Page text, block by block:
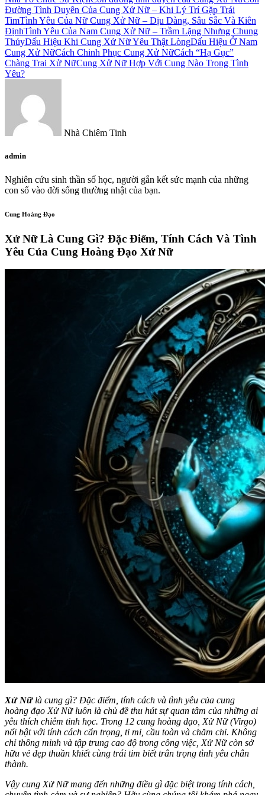
Đường Tình Duyên Của Cung Xử Nữ – Khi Lý Trí Gặp Trái
TimTình Yêu Của Nữ Cung Xử Nữ – Dịu Dàng, Sâu Sắc Và Kiên
ĐịnhTình Yêu Của Nam Cung Xử Nữ – Trầm Lặng Nhưng Chung
ThủyDấu Hiệu Khi Cung Xử Nữ Yêu Thật LòngDấu Hiệu Ở Nam
Cung Xử NữCách Chinh Phục Cung Xử NữCách “Hạ Gục”
Chàng Trai Xử NữCung Xử Nữ Hợp Với Cung Nào Trong Tình
Yêu?
Nhà Chiêm Tinh
admin
Nghiên cứu sinh thần số học, người gắn kết sức mạnh của những
con số vào đời sống thường nhật của bạn.
Cung Hoàng Đạo
Xử Nữ Là Cung Gì? Đặc Điểm, Tính Cách Và Tình
Yêu Của Cung Hoàng Đạo Xử Nữ
Xử Nữlà cung gì? Đặc điểm, tính cách và tình yêu của cung
hoàng đạo Xử Nữ luôn là chủ đề thu hút sự quan tâm của những ai
yêu thích chiêm tinh học. Trong 12 cung hoàng đạo, Xử Nữ (Virgo)
nổi bật với tính cách cẩn trọng, tỉ mỉ, cầu toàn và chăm chỉ. Không
chỉ thông minh và tập trung cao độ trong công việc, Xử Nữ còn sở
hữu vẻ đẹp thuần khiết cùng trái tim biết trân trọng tình yêu chân
thành.
Vậy cung Xử Nữ mang đến những điều gì đặc biệt trong tính cách,